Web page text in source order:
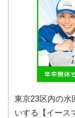
東京23区内の水
いする【イース